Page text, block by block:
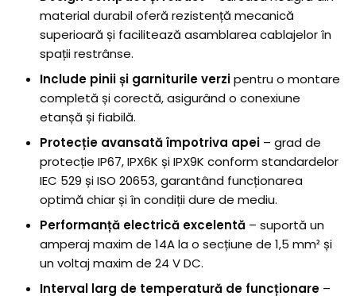
material durabil oferă rezistență mecanică
superioară și facilitează asamblarea cablajelor în
spații restrânse.
Include pinii și garniturile verzipentru o montare
completă și corectă, asigurând o conexiune
etanșă și fiabilă.
Protecție avansată împotriva apei – grad de
protecție IP67, IPX6K și IPX9K conform standardelor
IEC 529 și ISO 20653, garantând funcționarea
optimă chiar și în condiții dure de mediu.
Performanță electrică excelentă – suportă un
amperaj maxim de 14A la o secțiune de 1,5 mm² și
un voltaj maxim de 24 V DC.
Interval larg de temperatură de funcționare –